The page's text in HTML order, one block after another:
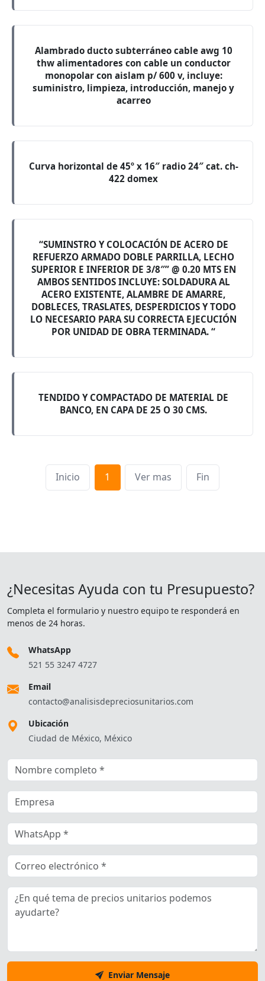
Alambrado ducto subterráneo cable awg 10
thw alimentadores con cable un conductor
monopolar con aislam p/ 600 v, incluye:
suministro, limpieza, introducción, manejo y
acarreo
Curva horizontal de 45º x 16″ radio 24″ cat. ch-
422 domex
“SUMINSTRO Y COLOCACIÓN DE ACERO DE
REFUERZO ARMADO DOBLE PARRILLA, LECHO
SUPERIOR E INFERIOR DE 3/8″” @ 0.20 MTS EN
AMBOS SENTIDOS INCLUYE: SOLDADURA AL
ACERO EXISTENTE, ALAMBRE DE AMARRE,
DOBLECES, TRASLATES, DESPERDICIOS Y TODO
LO NECESARIO PARA SU CORRECTA EJECUCIÓN
POR UNIDAD DE OBRA TERMINADA. “
TENDIDO Y COMPACTADO DE MATERIAL DE
BANCO, EN CAPA DE 25 O 30 CMS.
Inicio 1 Ver mas Fin
¿Necesitas Ayuda con tu Presupuesto?
Completa el formulario y nuestro equipo te responderá en
menos de 24 horas.
WhatsApp
521 55 3247 4727
Email
contacto@analisisdepreciosunitarios.com
Ubicación
Ciudad de México, México
Enviar Mensaje